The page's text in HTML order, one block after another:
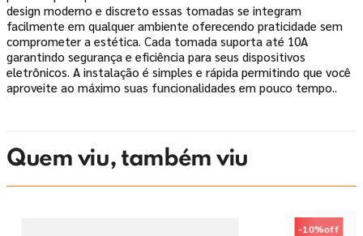
design moderno e discreto essas tomadas se integram
facilmente em qualquer ambiente oferecendo praticidade sem
comprometer a estética. Cada tomada suporta até 10A
garantindo segurança e eficiência para seus dispositivos
eletrônicos. A instalação é simples e rápida permitindo que você
aproveite ao máximo suas funcionalidades em pouco tempo..
Quem viu, também viu
-10%off